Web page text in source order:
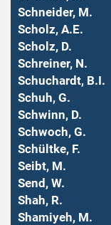
Schneider, M.
Scholz, A.E.
Scholz, D.
Schreiner, N.
Schuchardt, B.I.
Schuh, G.
Schwinn, D.
Schwoch, G.
Schültke, F.
Seibt, M.
Send, W.
Shah, R.
Shamiyeh, M.